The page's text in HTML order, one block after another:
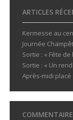
ARTICLES
Kermesse au
Journée
Sortie : « Fête de
Sortie : « Un
Après-midi